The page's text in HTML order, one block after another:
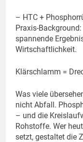
– HTC +
Praxis-
spannende
Wirtschaftlichkeit.
Klärschlamm =
Was viele
nicht Abfall.
– und die
Rohstoffe. Wer
setzt, gestaltet die